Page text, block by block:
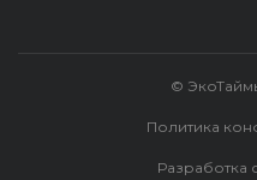
©
Политика
Разработка